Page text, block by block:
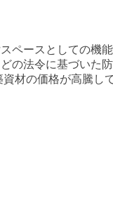
ペースとしての機
の法令に基づいた
材の価格が高騰し